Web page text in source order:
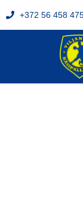
+372 56 458